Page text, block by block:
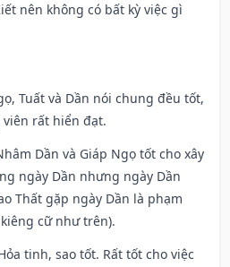
nên không có bất kỳ việc gì
Tuất và Dần nói chung đều tốt,
rất hiển đạt.
Dần và Giáp Ngọ tốt cho xây
ngày Dần nhưng ngày Dần
Thất gặp ngày Dần là phạm
cữ như trên).
tinh, sao tốt. Rất tốt cho việc